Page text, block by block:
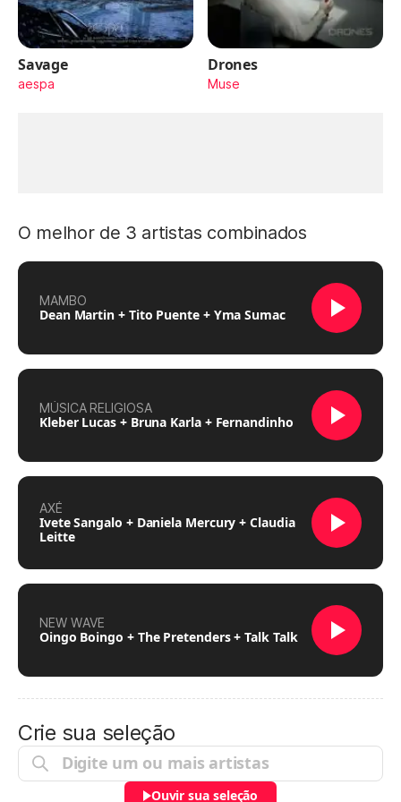
Savage
aespa
Drones
Muse
O melhor de 3 artistas combinados
MAMBO
Dean Martin + Tito Puente + Yma Sumac
MÚSICA RELIGIOSA
Kleber Lucas + Bruna Karla + Fernandinho
AXÉ
Ivete Sangalo + Daniela Mercury + Claudia
Leitte
NEW WAVE
Oingo Boingo + The Pretenders + Talk Talk
Crie sua seleção
Ouvir sua seleção